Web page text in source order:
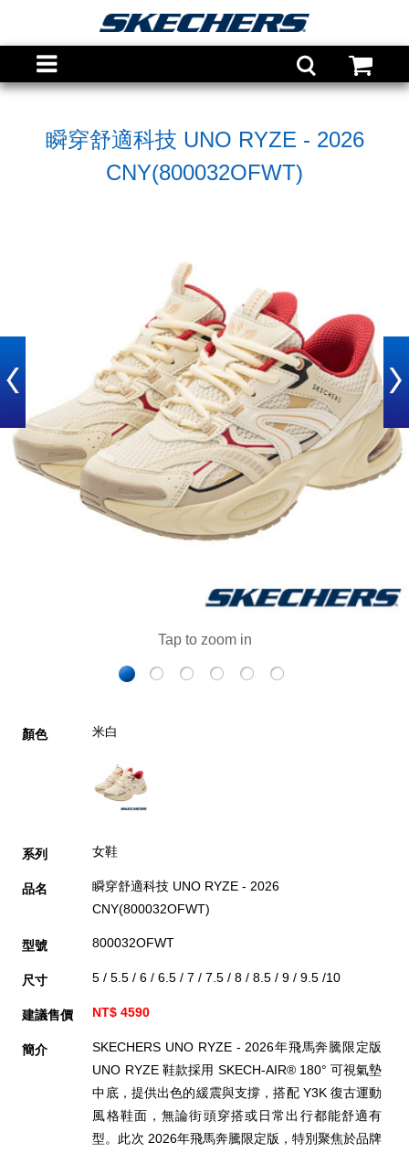
瞬穿舒適科技 UNO RYZE - 2026
CNY(800032OFWT)
顏色 米白
系列 女鞋
品名
瞬穿舒適科技 UNO RYZE - 2026
CNY(800032OFWT)
型號 800032OFWT
尺寸 5 / 5.5 / 6 / 6.5 / 7 / 7.5 / 8 / 8.5 / 9 / 9.5 /10
建議售價 NT$ 4590
簡介
SKECHERS UNO RYZE - 2026年飛馬奔騰限定版
UNO RYZE 鞋款採用 SKECH-AIR® 180° 可視氣墊
中底，提供出色的緩震與支撐，搭配 Y3K 復古運動
風格鞋面，無論街頭穿搭或日常出行都能舒適有
型。此次 2026年飛馬奔騰限定版，特別聚焦於品牌